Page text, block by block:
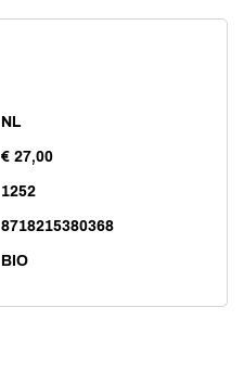
NL
€ 27,00
1252
8718215380368
BIO